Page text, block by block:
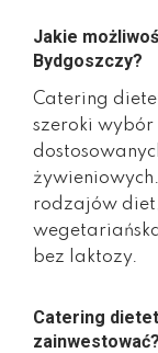
Jakie
Bydgoszczy?
Catering
szeroki wybór
rodzajów
bez laktozy.
Catering
zainwestować?